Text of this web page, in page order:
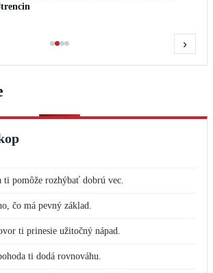
›
ti pomôže rozhýbať dobrú vec.
čo má pevný základ.
ti prinesie užitočný nápad.
ti dodá rovnováhu.